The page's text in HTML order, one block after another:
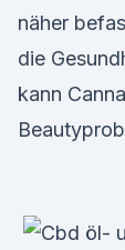
näher
die
kann